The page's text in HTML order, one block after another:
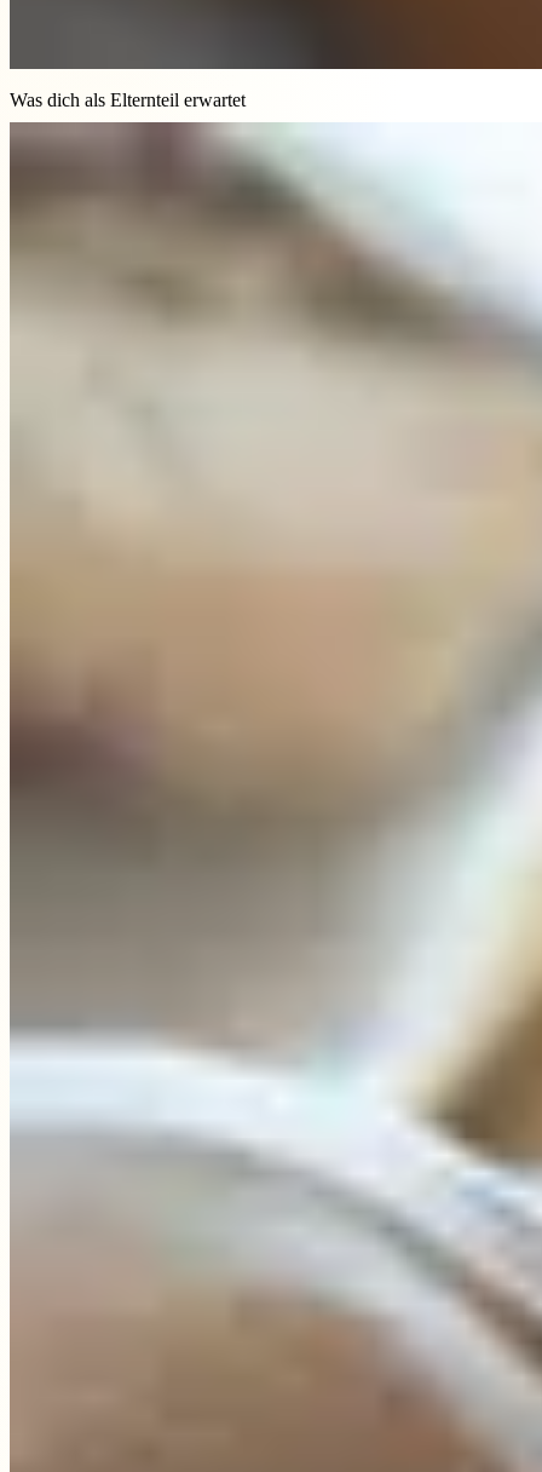
Was dich als Elternteil erwartet